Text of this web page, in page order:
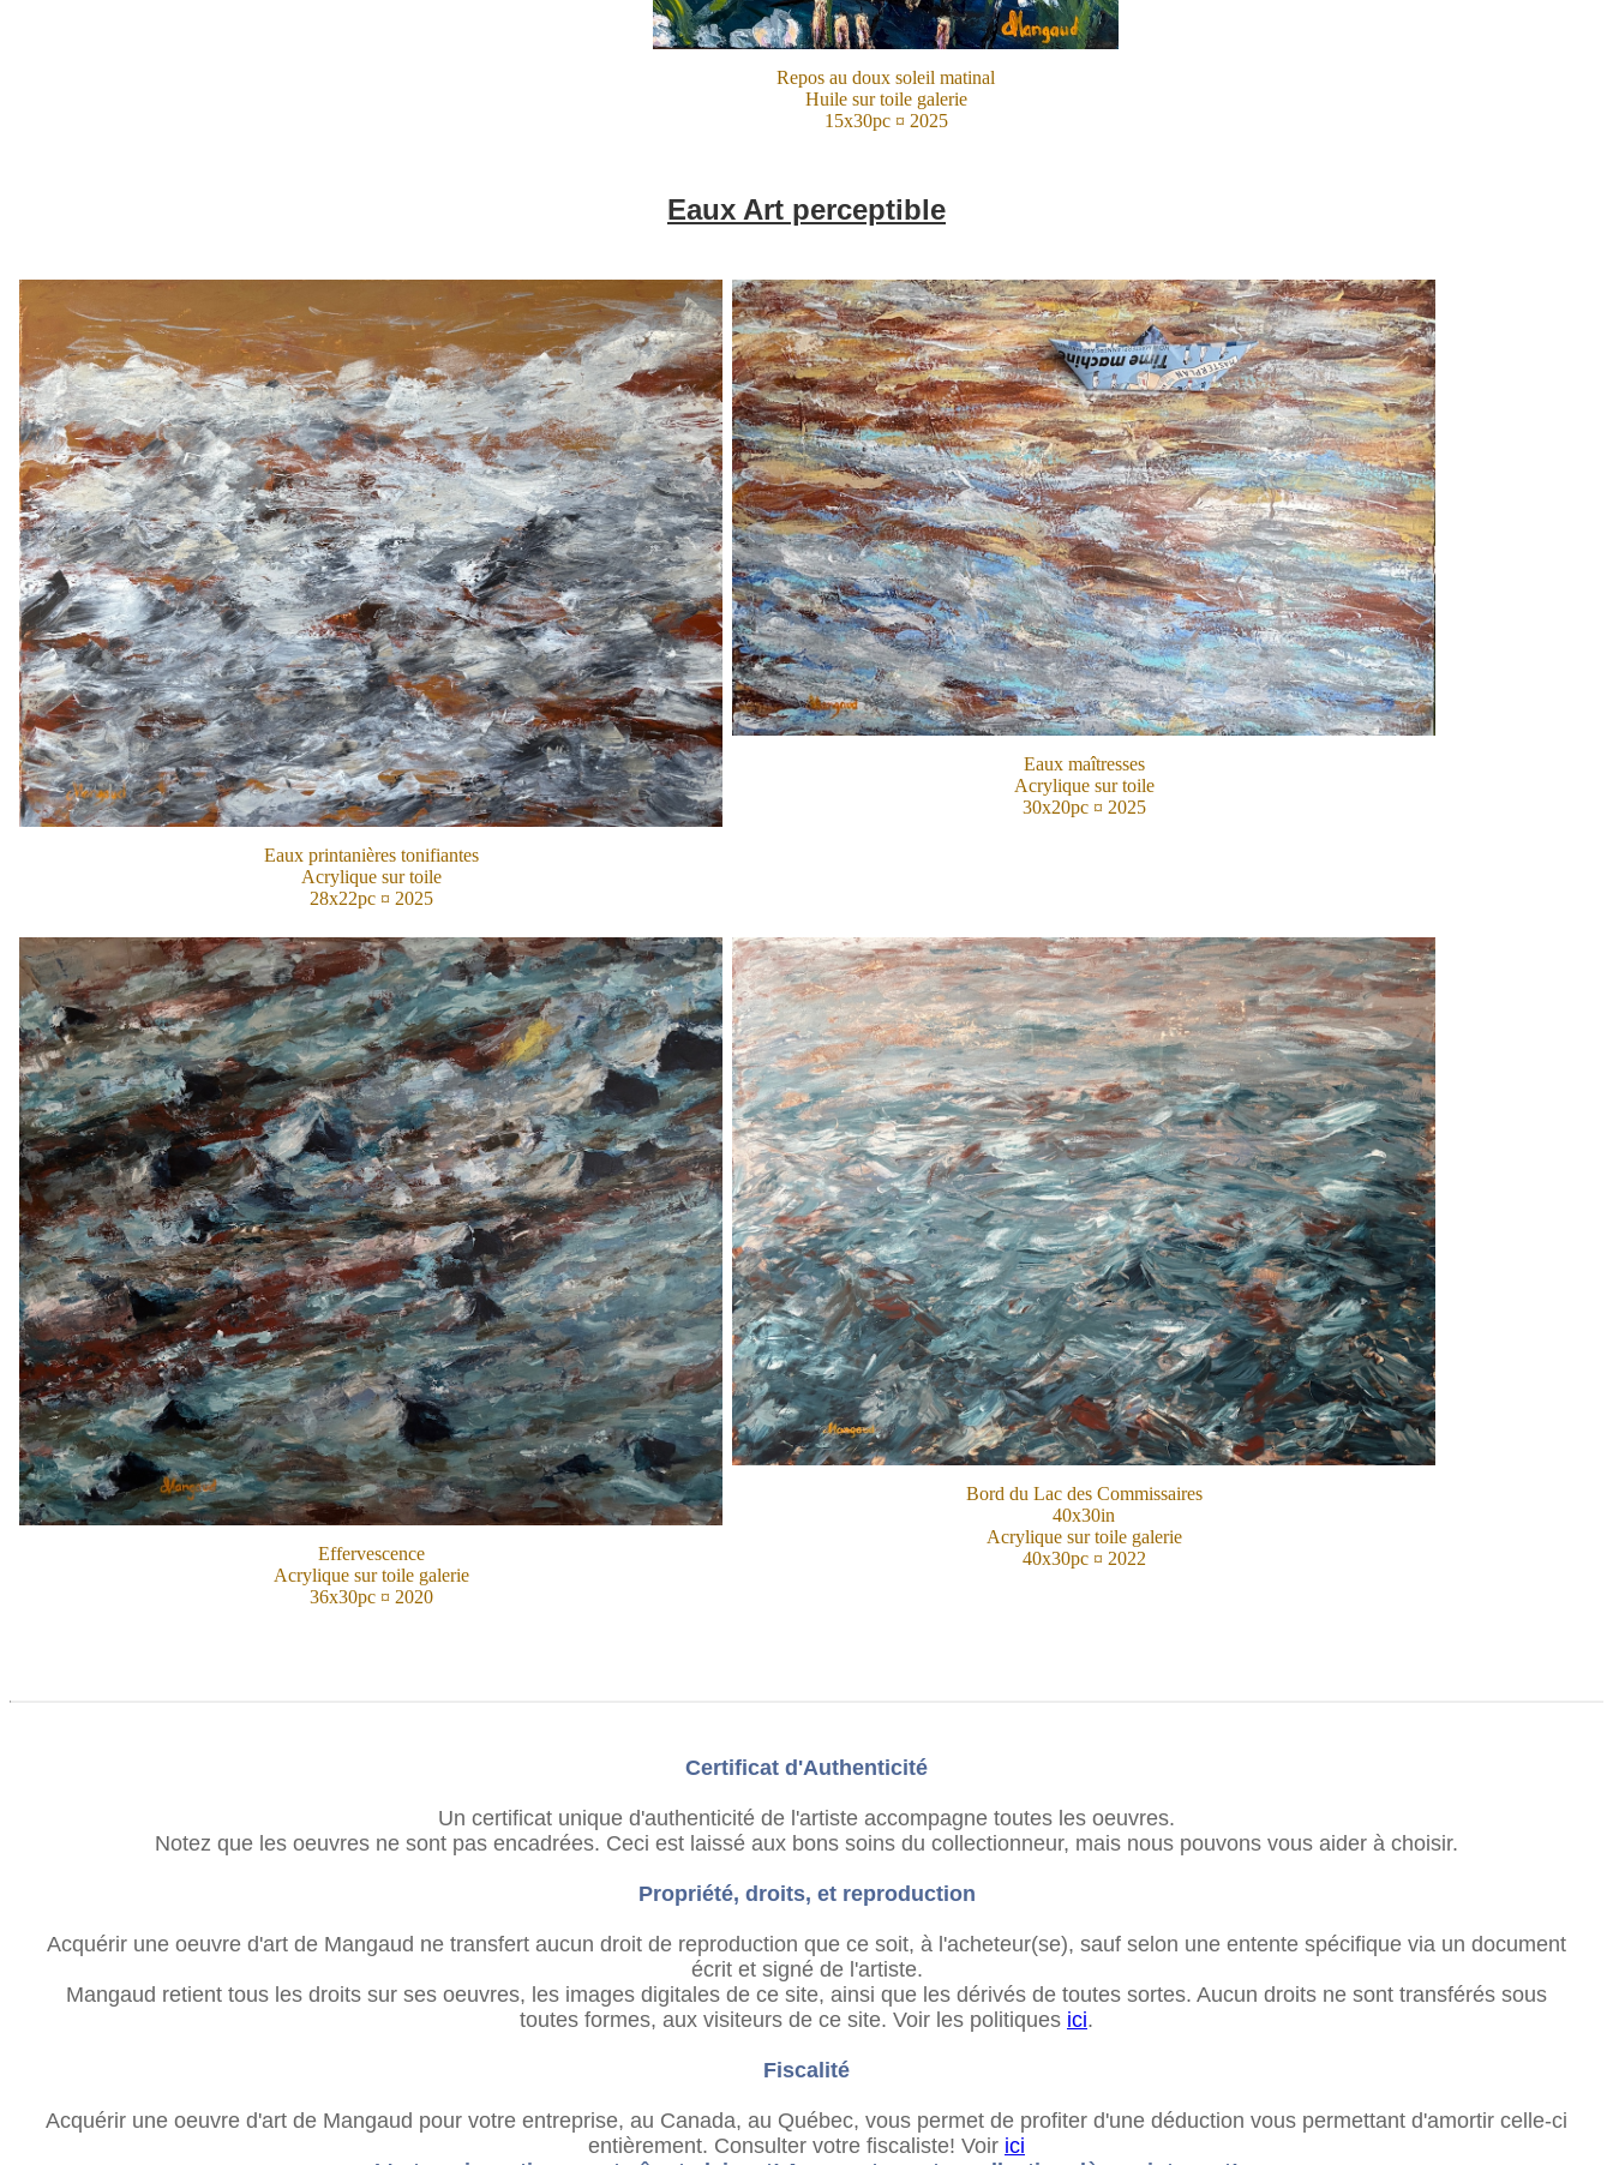
Repos au doux soleil matinal
Huile sur toile galerie
15x30pc ¤ 2025
Eaux Art perceptible
Eaux printanières tonifiantes
Acrylique sur toile
28x22pc ¤ 2025
Eaux maîtresses
Acrylique sur toile
30x20pc ¤ 2025
Effervescence
Acrylique sur toile galerie
36x30pc ¤ 2020
Bord du Lac des Commissaires
40x30in
Acrylique sur toile galerie
40x30pc ¤ 2022
Certificat d'Authenticité
Un certificat unique d'authenticité de l'artiste accompagne toutes les oeuvres.
Notez que les oeuvres ne sont pas encadrées. Ceci est laissé aux bons soins du collectionneur, mais nous pouvons vous aider à choisir.
Propriété, droits, et reproduction
Acquérir une oeuvre d'art de Mangaud ne transfert aucun droit de reproduction que ce soit, à l'acheteur(se), sauf selon une entente spécifique via un document
écrit et signé de l'artiste.
Mangaud retient tous les droits sur ses oeuvres, les images digitales de ce site, ainsi que les dérivés de toutes sortes. Aucun droits ne sont transférés sous
toutes formes, aux visiteurs de ce site. Voir les politiques ici.
Fiscalité
Acquérir une oeuvre d'art de Mangaud pour votre entreprise, au Canada, au Québec, vous permet de profiter d'une déduction vous permettant d'amortir celle-ci
entièrement. Consulter votre fiscaliste! Voir ici